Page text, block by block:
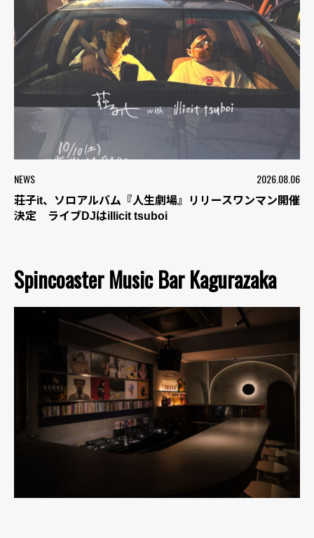
NEWS 2026.08.06
荘子it、ソロアルバム『人生劇場』リリースワンマン開催
決定 ライブDJはillicit tsuboi
Spincoaster Music Bar Kagurazaka